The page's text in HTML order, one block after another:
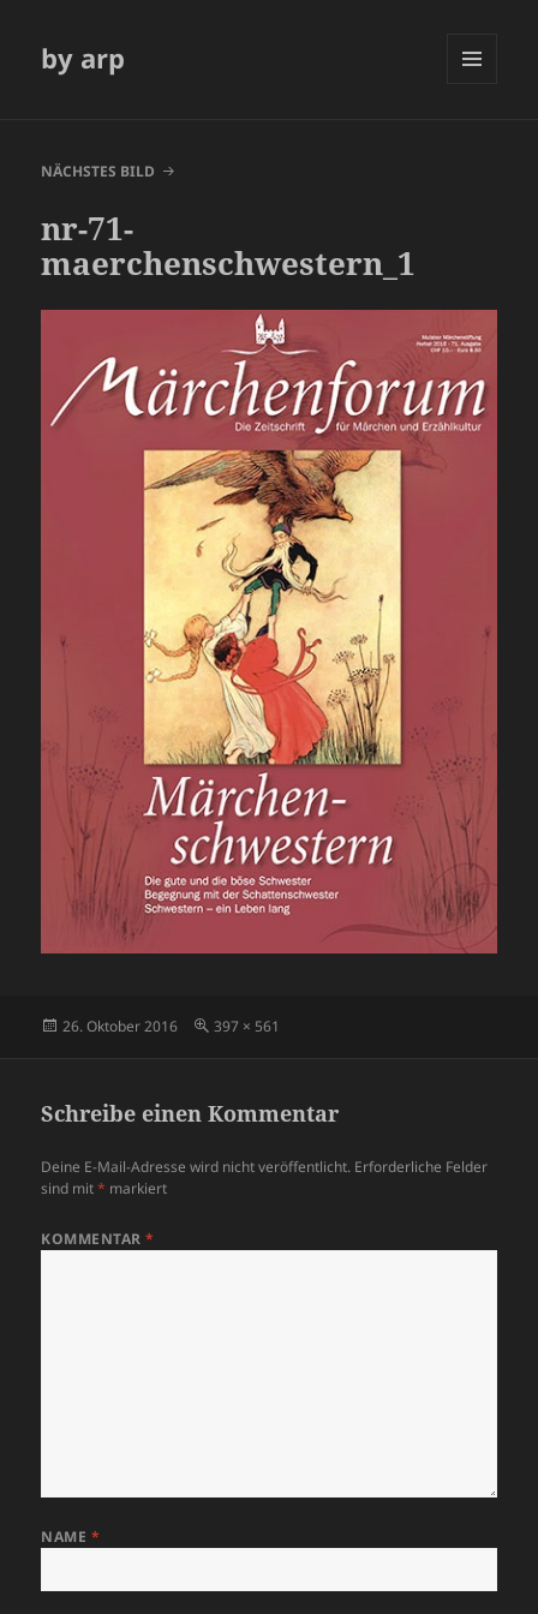
by arp
NÄCHSTES BILD
nr-71-
maerchenschwestern_1
Veröffentlicht
26. Oktober 2016
Volle
397 × 561
Schreibe einen Kommentar
Deine E-Mail-Adresse wird nicht veröffentlicht. Erforderliche Felder
sind mit* markiert
KOMMENTAR*
NAME *